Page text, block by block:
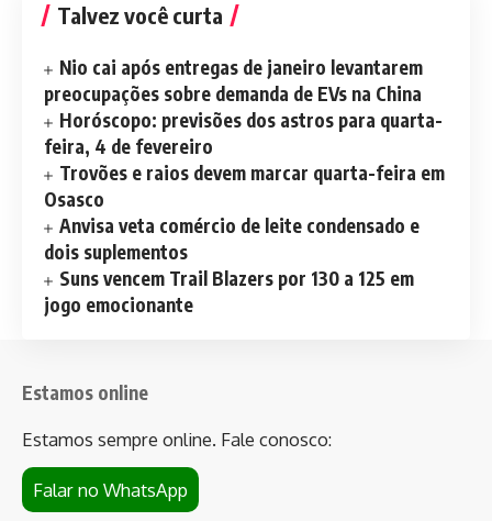
Talvez você curta
Nio cai após entregas de janeiro levantarem
preocupações sobre demanda de EVs na China
Horóscopo: previsões dos astros para quarta-
feira, 4 de fevereiro
Trovões e raios devem marcar quarta-feira em
Osasco
Anvisa veta comércio de leite condensado e
dois suplementos
Suns vencem Trail Blazers por 130 a 125 em
jogo emocionante
Estamos online
Estamos sempre online. Fale conosco:
Falar no WhatsApp